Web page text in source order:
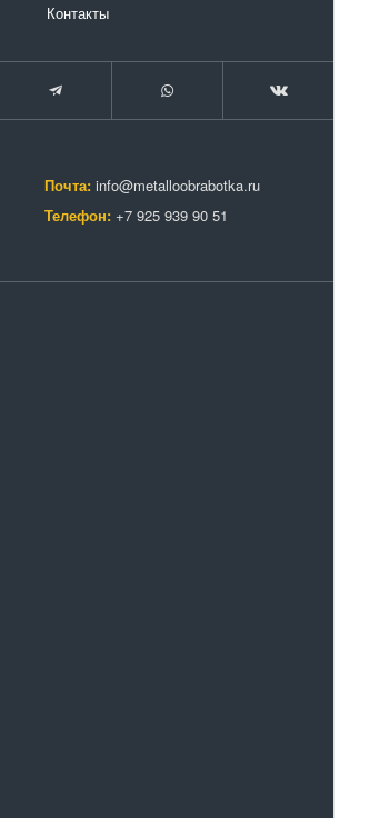
Контакты
Почта: info@metalloobrabotka.ru
Телефон: +7 925 939 90 51